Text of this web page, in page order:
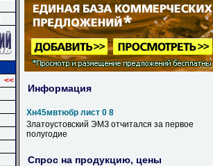
<<
Информация
Хн45мвтюбр лист 0 8
Златоустовский ЭМЗ отчитался за первое
полугодие
Спрос на продукцию, цены